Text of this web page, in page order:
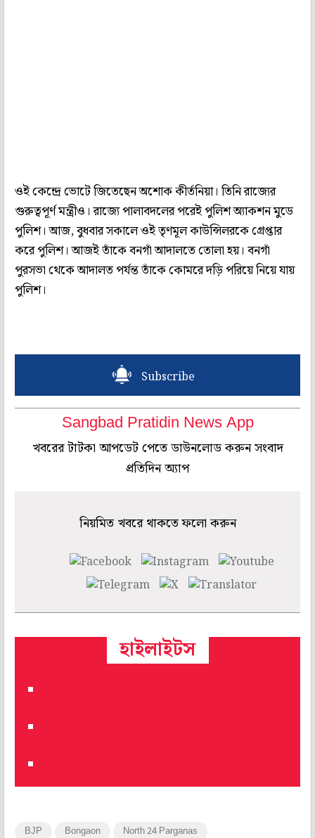
ওই কেন্দ্রে ভোটে জিতেছেন অশোক কীর্তনিয়া। তিনি রাজ্যের
গুরুত্বপূর্ণ মন্ত্রীও। রাজ্যে পালাবদলের পরেই পুলিশ অ্যাকশন মুডে
পুলিশ। আজ, বুধবার সকালে ওই তৃণমূল কাউন্সিলরকে গ্রেপ্তার
করে পুলিশ। আজই তাঁকে বনগাঁ আদালতে তোলা হয়। বনগাঁ
পুরসভা থেকে আদালত পর্যন্ত তাঁকে কোমরে দড়ি পরিয়ে নিয়ে যায়
পুলিশ।
Subscribe
Sangbad Pratidin News App
খবরের টাটকা আপডেট পেতে ডাউনলোড করুন সংবাদ
প্রতিদিন অ্যাপ
নিয়মিত খবরে থাকতে ফলো করুন
হাইলাইটস
BJP Bongaon North 24 Parganas